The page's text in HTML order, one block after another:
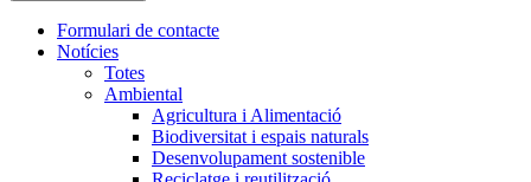
l'encapçalament
Navegació
principal
Formulari de contacte
Notícies
Totes
Ambiental
Agricultura i Alimentació
Biodiversitat i espais naturals
Desenvolupament sostenible